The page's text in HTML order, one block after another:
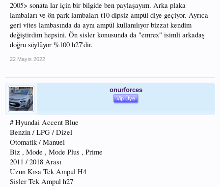
2005> sonata lar için bir bilgide ben paylaşayım. Arka plaka
lambaları ve ön park lambaları t10 dipsiz ampül diye geçiyor. Ayrıca
geri vites lambasında da aynı ampül kullanılıyor bizzat kendim
değiştirdim hepsini. Ön sisler konusunda da "emrex" isimli arkadaş
doğru söylüyor %100 h27'dir.
22 Mayıs 2022
onurforces
Vip Üye
# Hyundai Accent Blue
Benzin / LPG / Dizel
Otomatik / Manuel
Biz , Mode , Mode Plus , Prime
2011 / 2018 Arası
Uzun Kısa Tek Ampul H4
Sisler Tek Ampul h27